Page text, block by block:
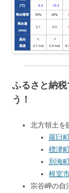
ふるさと納
う！
北方領土を
羅臼
標津
別海
根室
宗谷岬の自